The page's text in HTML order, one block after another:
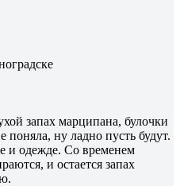
запах марципана, булочки
ну ладно пусть будут.
и одежде. Со временем
и остается запах